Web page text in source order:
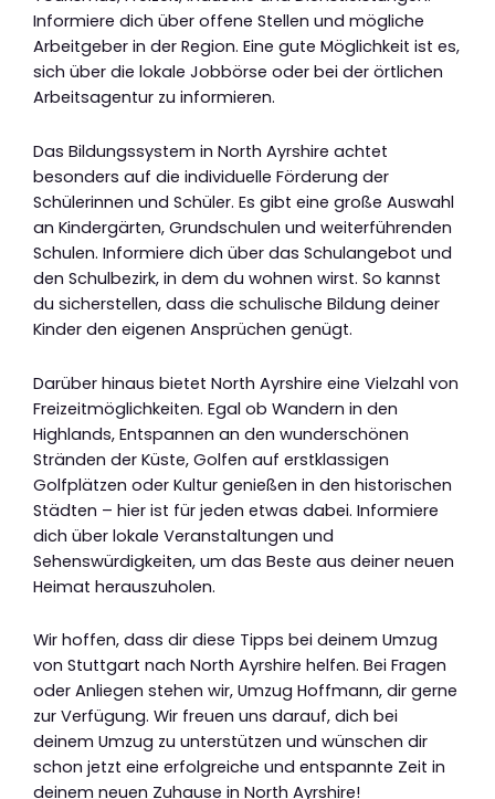
Informiere dich über offene Stellen und mögliche
Arbeitgeber in der Region. Eine gute Möglichkeit ist es,
sich über die lokale Jobbörse oder bei der örtlichen
Arbeitsagentur zu informieren.
Das Bildungssystem in North Ayrshire achtet
besonders auf die individuelle Förderung der
Schülerinnen und Schüler. Es gibt eine große Auswahl
an Kindergärten, Grundschulen und weiterführenden
Schulen. Informiere dich über das Schulangebot und
den Schulbezirk, in dem du wohnen wirst. So kannst
du sicherstellen, dass die schulische Bildung deiner
Kinder den eigenen Ansprüchen genügt.
Darüber hinaus bietet North Ayrshire eine Vielzahl von
Freizeitmöglichkeiten. Egal ob Wandern in den
Highlands, Entspannen an den wunderschönen
Stränden der Küste, Golfen auf erstklassigen
Golfplätzen oder Kultur genießen in den historischen
Städten – hier ist für jeden etwas dabei. Informiere
dich über lokale Veranstaltungen und
Sehenswürdigkeiten, um das Beste aus deiner neuen
Heimat herauszuholen.
Wir hoffen, dass dir diese Tipps bei deinem Umzug
von Stuttgart nach North Ayrshire helfen. Bei Fragen
oder Anliegen stehen wir, Umzug Hoffmann, dir gerne
zur Verfügung. Wir freuen uns darauf, dich bei
deinem Umzug zu unterstützen und wünschen dir
schon jetzt eine erfolgreiche und entspannte Zeit in
deinem neuen Zuhause in North Ayrshire!